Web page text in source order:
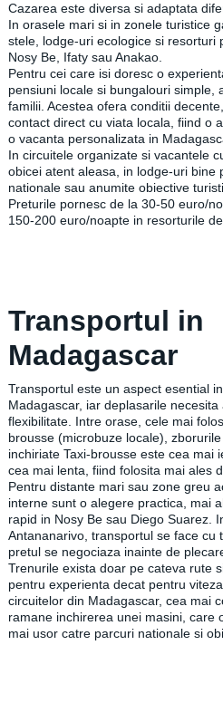
Cazarea este diversa si adaptata
In orasele mari si in zonele turistice
stele, lodge-uri ecologice si resorturi
Nosy Be, Ifaty sau Anakao.
Pentru cei care isi doresc o
pensiuni locale si bungalouri simple,
familii. Acestea ofera conditii
contact direct cu viata locala, fiind o
o vacanta personalizata in
In circuitele organizate si vacantele
obicei atent aleasa, in lodge-uri bine
nationale sau anumite obiective
Preturile pornesc de la 30-50 euro/
150-200 euro/noapte in resorturile de
Transportul in
Madagascar
Transportul este un aspect esential
Madagascar, iar deplasarile
flexibilitate. Intre orase, cele mai
brousse (microbuze locale),
inchiriate Taxi-brousse este cea mai
cea mai lenta, fiind folosita mai ales
Pentru distante mari sau zone greu
interne sunt o alegere practica, mai
rapid in Nosy Be sau Diego Suarez.
Antananarivo, transportul se face cu
pretul se negociaza inainte de
Trenurile exista doar pe cateva rute
pentru experienta decat pentru
circuitelor din Madagascar, cea mai
ramane inchirerea unei masini, care
mai usor catre parcuri nationale si